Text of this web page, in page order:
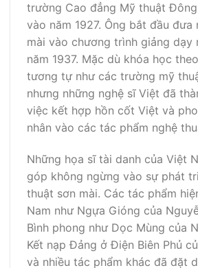
trường Cao đẳng Mỹ thuật
vào năm 1927. Ông bắt đầu đưa
mài vào chương trình giảng dạy
năm 1937. Mặc dù khóa học
tương tự như các trường mỹ
nhưng những nghệ sĩ Việt đã
việc kết hợp hồn cốt Việt và
nhân vào các tác phẩm nghệ
Những họa sĩ tài danh của Việt
góp không ngừng vào sự phát
thuật sơn mài. Các tác phẩm
Nam như Ngựa Gióng của
Bình phong như Dọc Mùng của
Kết nạp Đảng ở Điện Biên Phủ
và nhiều tác phẩm khác đã đặt